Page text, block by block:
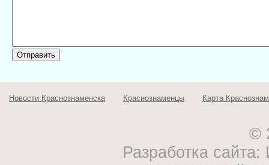
Новости Краснознаменска Краснознаменцы Карта
©
Разработка